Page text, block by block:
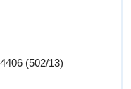
(502/13)